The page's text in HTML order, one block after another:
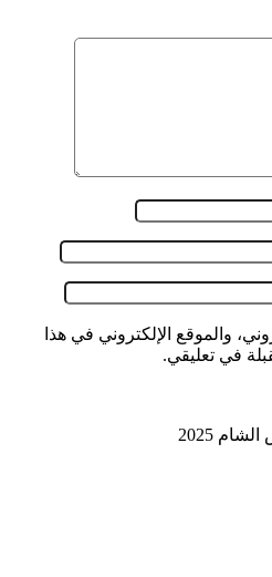
والموقع الإلكتروني في هذا
في تعليقي.
2025